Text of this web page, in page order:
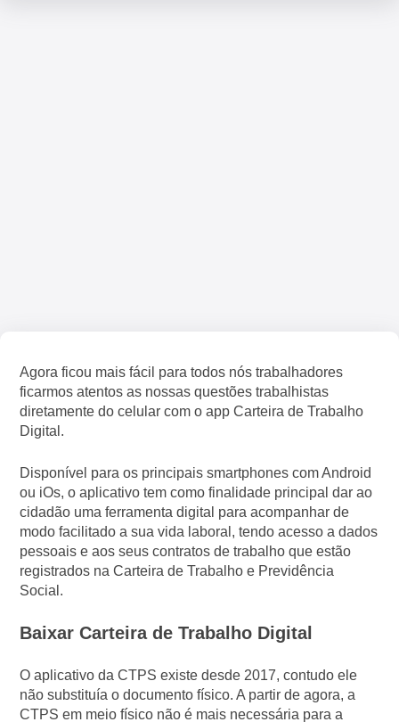
Agora ficou mais fácil para todos nós trabalhadores
ficarmos atentos as nossas questões trabalhistas
diretamente do celular com o app Carteira de Trabalho
Digital.
Disponível para os principais smartphones com Android
ou iOs, o aplicativo tem como finalidade principal dar ao
cidadão uma ferramenta digital para acompanhar de
modo facilitado a sua vida laboral, tendo acesso a dados
pessoais e aos seus contratos de trabalho que estão
registrados na Carteira de Trabalho e Previdência
Social.
Baixar Carteira de Trabalho Digital
O aplicativo da CTPS existe desde 2017, contudo ele
não substituía o documento físico. A partir de agora, a
CTPS em meio físico não é mais necessária para a